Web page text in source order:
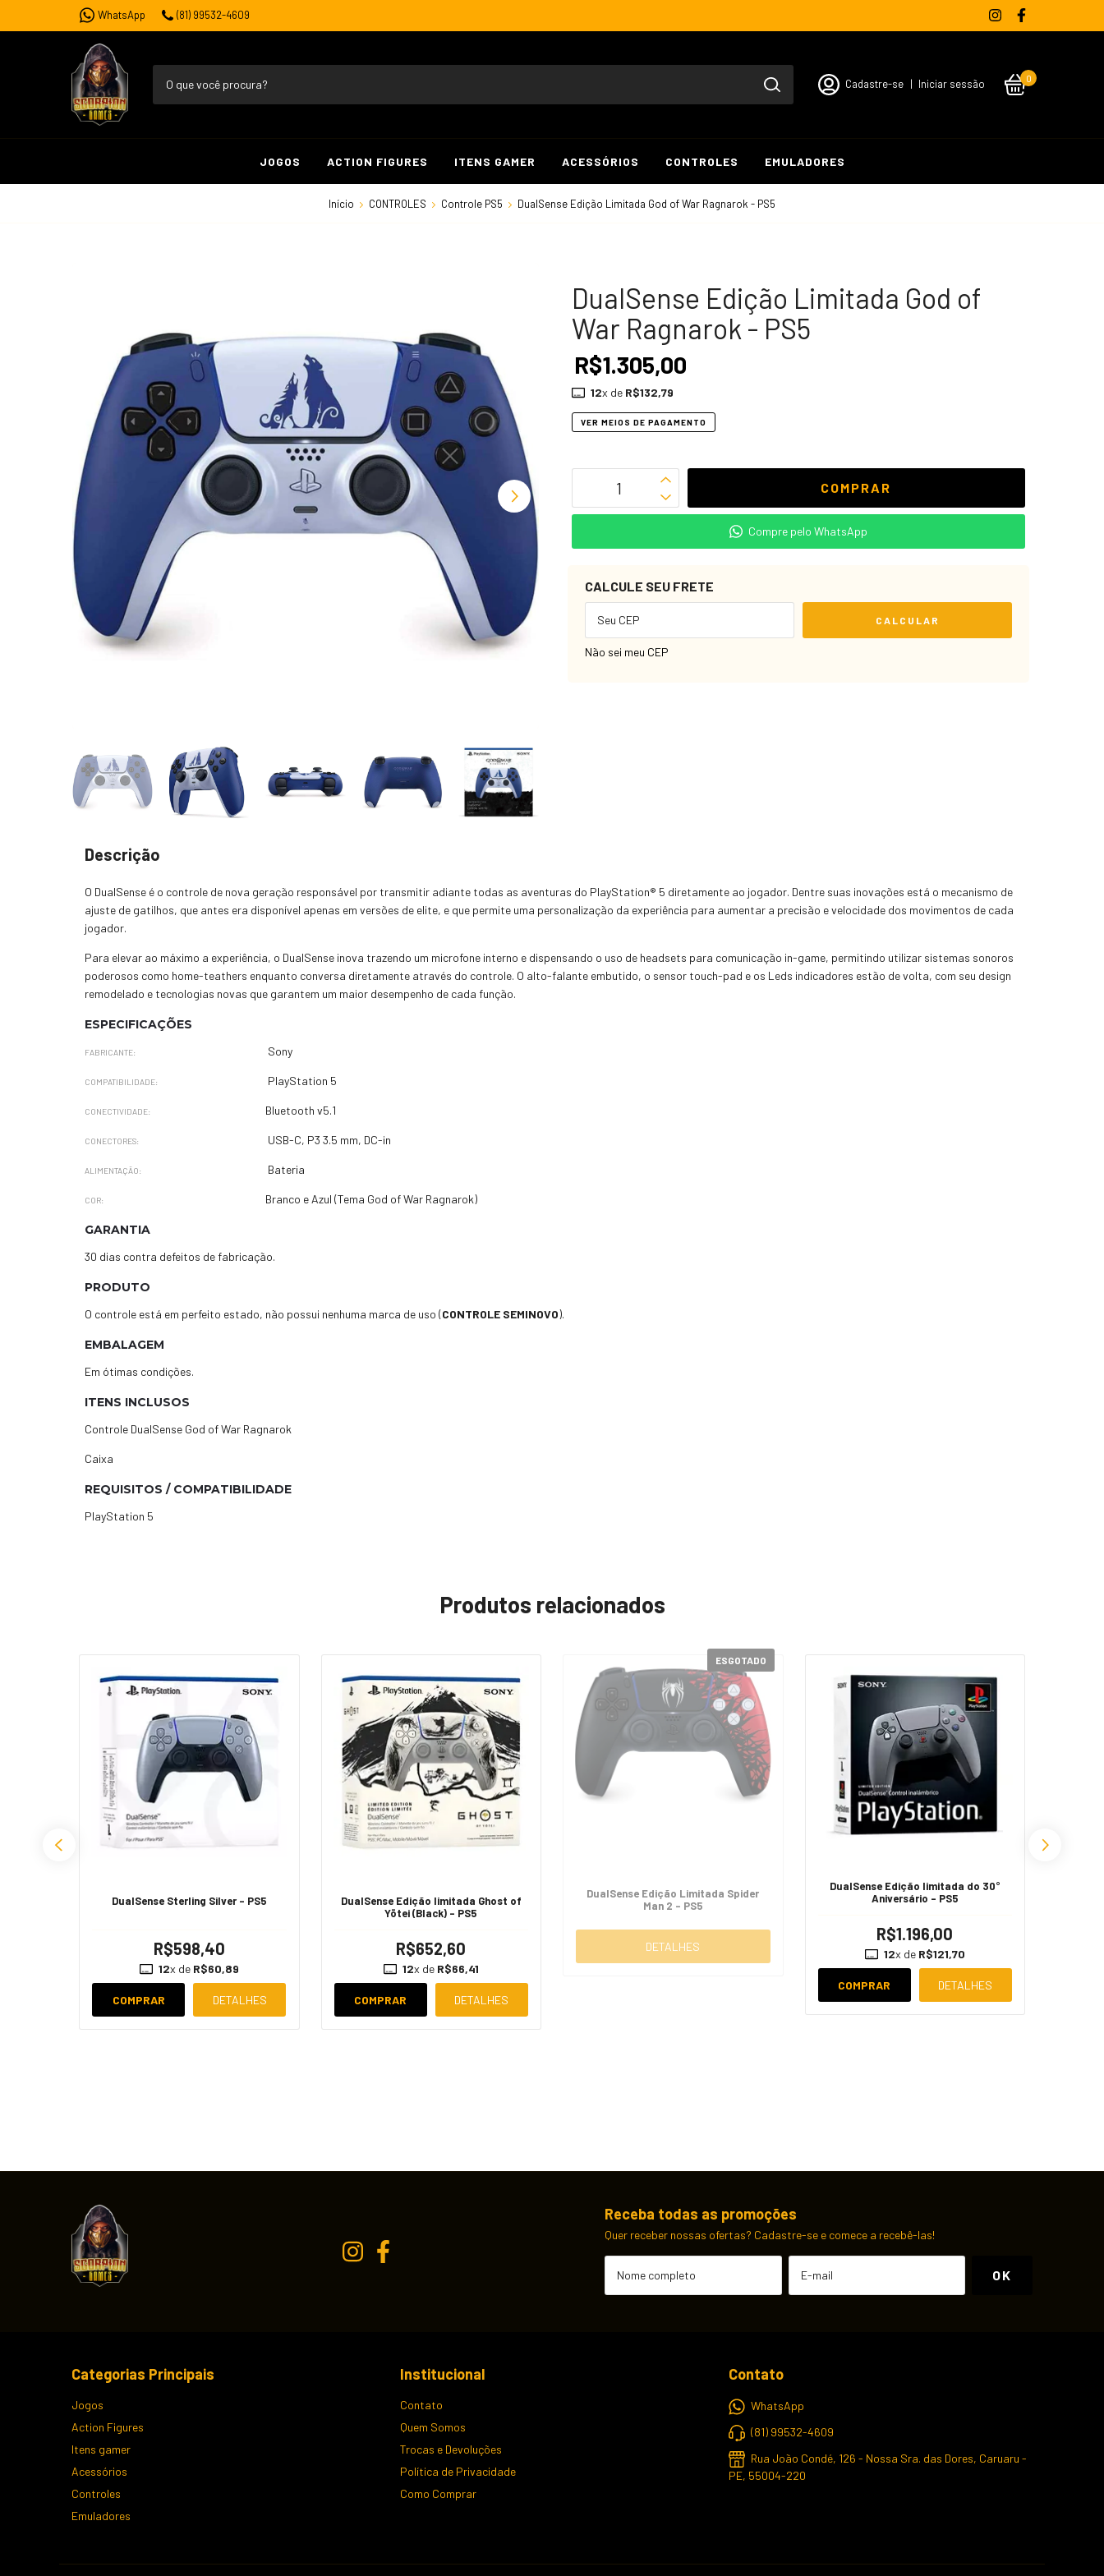
WhatsApp (81) 99532-4609
Cadastre-se | Iniciar sessão 0
JOGOS ACTION FIGURES ITENS GAMER ACESSÓRIOS CONTROLES EMULADORES
Início CONTROLES Controle PS5 DualSense Edição Limitada God of War Ragnarok - PS5
DualSense Edição Limitada God of
War Ragnarok - PS5
R$1.305,00
12x de R$132,79
VER MEIOS DE PAGAMENTO
Compre pelo WhatsApp
CALCULE SEU FRETE
CALCULAR
Não sei meu CEP
Descrição
O DualSense é o controle de nova geração responsável por transmitir adiante todas as aventuras do PlayStation® 5 diretamente ao jogador. Dentre suas inovações está o mecanismo de
ajuste de gatilhos, que antes era disponível apenas em versões de elite, e que permite uma personalização da experiência para aumentar a precisão e velocidade dos movimentos de cada
jogador.
Para elevar ao máximo a experiência, o DualSense inova trazendo um microfone interno e dispensando o uso de headsets para comunicação in-game, permitindo utilizar sistemas sonoros
poderosos como home-teathers enquanto conversa diretamente através do controle. O alto-falante embutido, o sensor touch-pad e os Leds indicadores estão de volta, com seu design
remodelado e tecnologias novas que garantem um maior desempenho de cada função.
ESPECIFICAÇÕES
FABRICANTE: Sony
COMPATIBILIDADE: PlayStation 5
CONECTIVIDADE: Bluetooth v5.1
CONECTORES: USB-C, P3 3.5 mm, DC-in
ALIMENTAÇÃO: Bateria
COR: Branco e Azul (Tema God of War Ragnarok)
GARANTIA
30 dias contra defeitos de fabricação.
PRODUTO
O controle está em perfeito estado, não possui nenhuma marca de uso (CONTROLE SEMINOVO).
EMBALAGEM
Em ótimas condições.
ITENS INCLUSOS
Controle DualSense God of War Ragnarok
Caixa
REQUISITOS / COMPATIBILIDADE
PlayStation 5
Produtos relacionados
DualSense Sterling Silver - PS5
R$598,40
12x de R$60,89
COMPRAR DETALHES
DualSense Edição limitada Ghost of
Yōtei (Black) - PS5
R$652,60
12x de R$66,41
COMPRAR DETALHES
ESGOTADO
DualSense Edição Limitada Spider
Man 2 - PS5
DETALHES
DualSense Edição limitada do 30°
Aniversário - PS5
R$1.196,00
12x de R$121,70
COMPRAR DETALHES
Receba todas as promoções
Quer receber nossas ofertas? Cadastre-se e comece a recebê-las!
Categorias Principais
Jogos
Action Figures
Itens gamer
Acessórios
Controles
Emuladores
Institucional
Contato
Quem Somos
Trocas e Devoluções
Política de Privacidade
Como Comprar
Contato
WhatsApp
(81) 99532-4609
Rua João Condé, 126 - Nossa Sra. das Dores, Caruaru -
PE, 55004-220